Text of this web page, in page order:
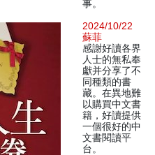
事。
2024/10/22
蘇菲
感謝好讀各界
人士的無私奉
獻并分享了不
同種類的書
藏。在異地難
以購買中文書
籍，好讀提供
一個很好的中
文書閱讀平
台。